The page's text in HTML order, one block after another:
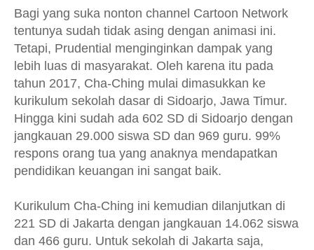
Bagi yang suka nonton channel Cartoon Network
tentunya sudah tidak asing dengan animasi ini.
Tetapi, Prudential menginginkan dampak yang
lebih luas di masyarakat. Oleh karena itu pada
tahun 2017, Cha-Ching mulai dimasukkan ke
kurikulum sekolah dasar di Sidoarjo, Jawa Timur.
Hingga kini sudah ada 602 SD di Sidoarjo dengan
jangkauan 29.000 siswa SD dan 969 guru. 99%
respons orang tua yang anaknya mendapatkan
pendidikan keuangan ini sangat baik.
Kurikulum Cha-Ching ini kemudian dilanjutkan di
221 SD di Jakarta dengan jangkauan 14.062 siswa
dan 466 guru. Untuk sekolah di Jakarta saja,